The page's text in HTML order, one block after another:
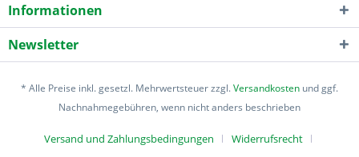
Informationen
Newsletter
* Alle Preise inkl. gesetzl. Mehrwertsteuer zzgl.Versandkosten und ggf.
Nachnahmegebühren, wenn nicht anders beschrieben
Versand und Zahlungsbedingungen Widerrufsrecht